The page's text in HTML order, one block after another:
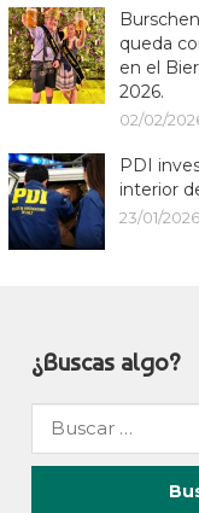
queda
en el
2026.
02/02/
PDI
interior
23/01/2026
¿Buscas algo?
Buscar
por: